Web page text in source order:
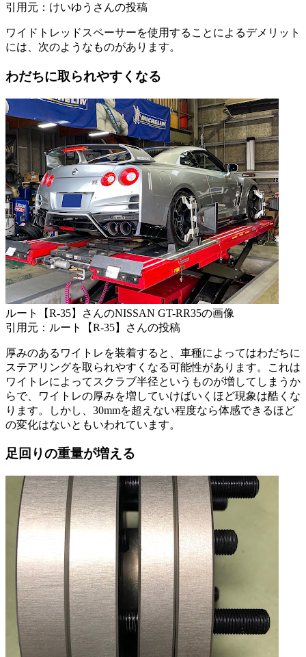
引用元：けいゆうさんの投稿
ワイドトレッドスペーサーを使用することによるデメリット
には、次のようなものがあります。
わだちに取られやすくなる
ルート【R-35】さんのNISSAN GT-RR35の画像
引用元：ルート【R-35】さんの投稿
厚みのあるワイトレを装着すると、車種によってはわだちに
ステアリングを取られやすくなる可能性があります。これは
ワイトレによってスクラブ半径というものが増してしまうか
らで、ワイトレの厚みを増していけばいくほど現象は酷くな
ります。しかし、30mmを超えない程度なら体感できるほど
の変化はないともいわれています。
足回りの重量が増える